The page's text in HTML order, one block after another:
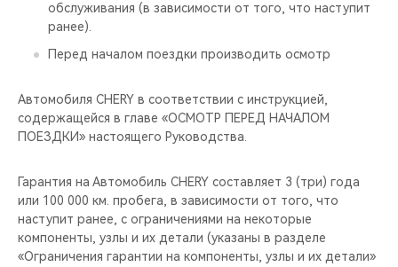
обслуживания (в зависимости от того, что наступит
ранее).
Перед началом поездки производить осмотр
Автомобиля CHERY в соответствии с инструкцией,
содержащейся в главе «ОСМОТР ПЕРЕД НАЧАЛОМ
ПОЕЗДКИ» настоящего Руководства.
Гарантия на Автомобиль CHERY составляет 3 (три) года
или 100 000 км. пробега, в зависимости от того, что
наступит ранее, с ограничениями на некоторые
компоненты, узлы и их детали (указаны в разделе
«Ограничения гарантии на компоненты, узлы и их детали»